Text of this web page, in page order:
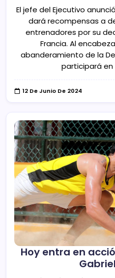
El jefe del Ejecutivo
dará recompensas a
entrenadores por su
Francia. Al
abanderamiento de la
participará en
12 De Junio De 2024
Hoy entra en